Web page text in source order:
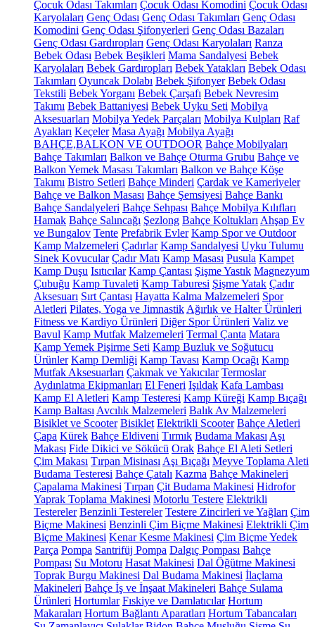
Çocuk Odası Takımları Çocuk Odası Komodini Çocuk Odası
Karyolaları Genç Odası Genç Odası Takımları Genç Odası
Komodini Genç Odası Şifonyerleri Genç Odası Bazaları
Genç Odası Gardıropları Genç Odası Karyolaları Ranza
Bebek Odası Bebek Beşikleri Mama Sandalyesi Bebek
Karyolaları Bebek Gardıropları Bebek Yatakları Bebek Odası
Takımları Oyuncak Dolabı Bebek Şifonyer Bebek Odası
Tekstili Bebek Yorganı Bebek Çarşafı Bebek Nevresim
Takımı Bebek Battaniyesi Bebek Uyku Seti Mobilya
Aksesuarları Mobilya Yedek Parçaları Mobilya Kulpları Raf
Ayakları Keçeler Masa Ayağı Mobilya Ayağı
BAHÇE,BALKON VE OUTDOOR Bahçe Mobilyaları
Bahçe Takımları Balkon ve Bahçe Oturma Grubu Bahçe ve
Balkon Yemek Masası Takımları Balkon ve Bahçe Köşe
Takımı Bistro Setleri Bahçe Minderi Çardak ve Kameriyeler
Bahçe ve Balkon Masası Bahçe Şemsiyesi Bahçe Bankı
Bahçe Sandalyeleri Bahçe Sehpası Bahçe Mobilya Kılıfları
Hamak Bahçe Salıncağı Şezlong Bahçe Koltukları Ahşap Ev
ve Bungalov Tente Prefabrik Evler Kamp Spor ve Outdoor
Kamp Malzemeleri Çadırlar Kamp Sandalyesi Uyku Tulumu
Sinek Kovucular Çadır Matı Kamp Masası Pusula Kampet
Kamp Duşu Isıtıcılar Kamp Çantası Şişme Yastık Magnezyum
Çubuğu Kamp Tuvaleti Kamp Taburesi Şişme Yatak Çadır
Aksesuarı Sırt Çantası Hayatta Kalma Malzemeleri Spor
Aletleri Pilates, Yoga ve Jimnastik Ağırlık ve Halter Ürünleri
Fitness ve Kardiyo Ürünleri Diğer Spor Ürünleri Valiz ve
Bavul Kamp Mutfak Malzemeleri Termal Çanta Matara
Kamp Yemek Pişirme Seti Kamp Buzluk ve Soğutucu
Ürünler Kamp Demliği Kamp Tavası Kamp Ocağı Kamp
Mutfak Aksesuarları Çakmak ve Yakıcılar Termoslar
Aydınlatma Ekipmanları El Feneri Işıldak Kafa Lambası
Kamp El Aletleri Kamp Testeresi Kamp Küreği Kamp Bıçağı
Kamp Baltası Avcılık Malzemeleri Balık Av Malzemeleri
Bisiklet ve Scooter Bisiklet Elektrikli Scooter Bahçe Aletleri
Çapa Kürek Bahçe Eldiveni Tırmık Budama Makası Aşı
Makası Fide Dikici ve Sökücü Orak Bahçe El Aleti Setleri
Çim Makası Tırpan Misinası Aşı Bıçağı Meyve Toplama Aleti
Budama Testeresi Bahçe Çatalı Kazma Bahçe Makineleri
Çapalama Makinesi Tırpan Çit Budama Makinesi Hidrofor
Yaprak Toplama Makinesi Motorlu Testere Elektrikli
Testereler Benzinli Testereler Testere Zincirleri ve Yağları Çim
Biçme Makinesi Benzinli Çim Biçme Makinesi Elektrikli Çim
Biçme Makinesi Kenar Kesme Makinesi Çim Biçme Yedek
Parça Pompa Santrifüj Pompa Dalgıç Pompası Bahçe
Pompası Su Motoru Hasat Makinesi Dal Öğütme Makinesi
Toprak Burgu Makinesi Dal Budama Makinesi İlaçlama
Makineleri Bahçe İş ve İnşaat Makineleri Bahçe Sulama
Ürünleri Hortumlar Fıskiye ve Damlatıcılar Hortum
Makaraları Hortum Bağlantı Aparatları Hortum Tabancaları